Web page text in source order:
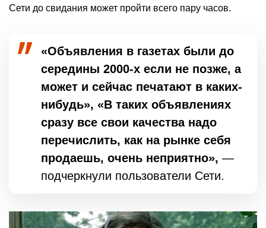
Сети до свидания может пройти всего пару часов.
«Объявления в газетах были до
середины 2000-х если не позже, а
может и сейчас печатают в каких-
нибудь», «В таких объявлениях
сразу все свои качества надо
перечислить, как на рынке себя
продаешь, очень неприятно», —
подчеркнули пользователи Сети.